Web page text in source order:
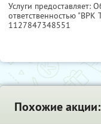
Услуги предоставляет:
ответственностью "ВРК
1127847348551
Похожие акции: